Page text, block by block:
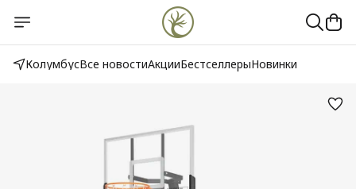
КолумбусВсе новостиАкцииБестселлерыНовинки